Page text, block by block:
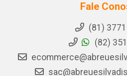
Fale
(81)
(82)